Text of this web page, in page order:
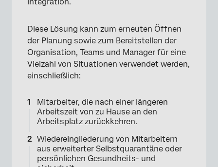
Diese Lösung kann zum erneuten Öffnen
der Planung sowie zum Bereitstellen der
Organisation, Teams und Manager für eine
Vielzahl von Situationen verwendet werden,
einschließlich:
Mitarbeiter, die nach einer längeren
Arbeitszeit von zu Hause an den
Arbeitsplatz zurückkehren.
Wiedereingliederung von Mitarbeitern
aus erweiterter Selbstquarantäne oder
persönlichen Gesundheits- und